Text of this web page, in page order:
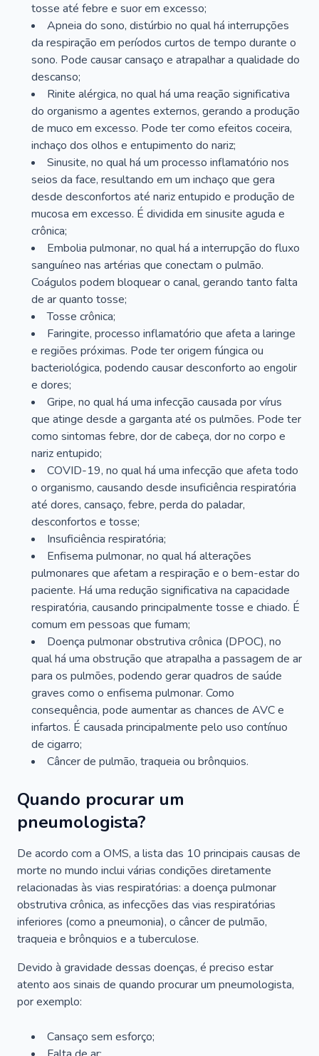
tosse até febre e suor em excesso;
Apneia do sono, distúrbio no qual há interrupções
da respiração em períodos curtos de tempo durante o
sono. Pode causar cansaço e atrapalhar a qualidade do
descanso;
Rinite alérgica, no qual há uma reação significativa
do organismo a agentes externos, gerando a produção
de muco em excesso. Pode ter como efeitos coceira,
inchaço dos olhos e entupimento do nariz;
Sinusite, no qual há um processo inflamatório nos
seios da face, resultando em um inchaço que gera
desde desconfortos até nariz entupido e produção de
mucosa em excesso. É dividida em sinusite aguda e
crônica;
Embolia pulmonar, no qual há a interrupção do fluxo
sanguíneo nas artérias que conectam o pulmão.
Coágulos podem bloquear o canal, gerando tanto falta
de ar quanto tosse;
Tosse crônica;
Faringite, processo inflamatório que afeta a laringe
e regiões próximas. Pode ter origem fúngica ou
bacteriológica, podendo causar desconforto ao engolir
e dores;
Gripe, no qual há uma infecção causada por vírus
que atinge desde a garganta até os pulmões. Pode ter
como sintomas febre, dor de cabeça, dor no corpo e
nariz entupido;
COVID-19, no qual há uma infecção que afeta todo
o organismo, causando desde insuficiência respiratória
até dores, cansaço, febre, perda do paladar,
desconfortos e tosse;
Insuficiência respiratória;
Enfisema pulmonar, no qual há alterações
pulmonares que afetam a respiração e o bem-estar do
paciente. Há uma redução significativa na capacidade
respiratória, causando principalmente tosse e chiado. É
comum em pessoas que fumam;
Doença pulmonar obstrutiva crônica (DPOC), no
qual há uma obstrução que atrapalha a passagem de ar
para os pulmões, podendo gerar quadros de saúde
graves como o enfisema pulmonar. Como
consequência, pode aumentar as chances de AVC e
infartos. É causada principalmente pelo uso contínuo
de cigarro;
Câncer de pulmão, traqueia ou brônquios.
Quando procurar um
pneumologista?
De acordo com a OMS, a lista das 10 principais causas de
morte no mundo inclui várias condições diretamente
relacionadas às vias respiratórias: a doença pulmonar
obstrutiva crônica, as infecções das vias respiratórias
inferiores (como a pneumonia), o câncer de pulmão,
traqueia e brônquios e a tuberculose.
Devido à gravidade dessas doenças, é preciso estar
atento aos sinais de quando procurar um pneumologista,
por exemplo:
Cansaço sem esforço;